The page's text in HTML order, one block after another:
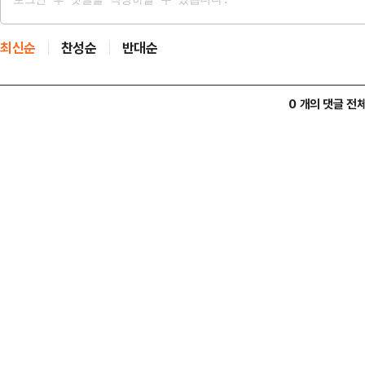
최신순 찬성순 반대순
0 개의 댓글 전